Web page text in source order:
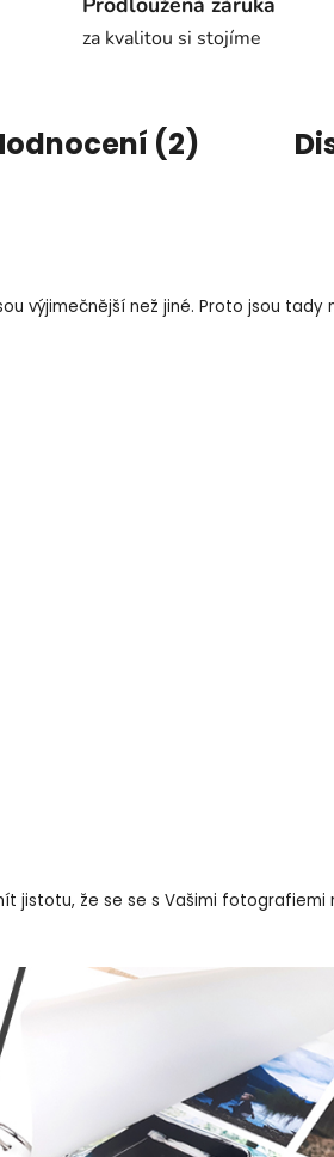
za kvalitou si stojíme
(2)
výjimečnější než jiné. Proto jsou
jistotu, že se se s Vašimi fotografiemi